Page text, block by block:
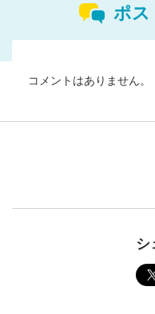
ポス
コメントはありません。
シ